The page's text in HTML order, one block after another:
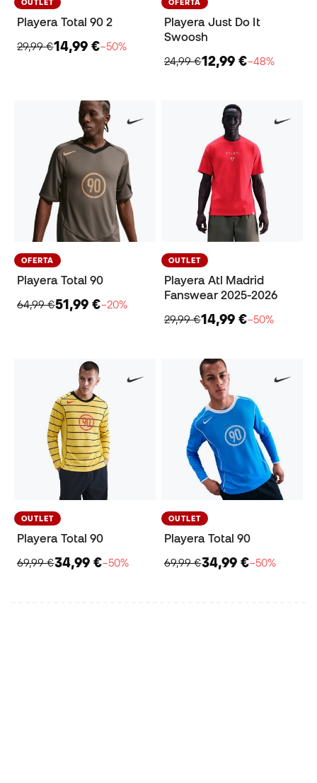
OUTLET
Playera Total 90 2
29,99 €14,99 €−50%
OFERTA
Playera Just Do It
Swoosh
24,99 €12,99 €−48%
OFERTA
Playera Total 90
64,99 €51,99 €−20%
OUTLET
Playera Atl Madrid
Fanswear 2025-2026
29,99 €14,99 €−50%
OUTLET
Playera Total 90
69,99 €34,99 €−50%
OUTLET
Playera Total 90
69,99 €34,99 €−50%